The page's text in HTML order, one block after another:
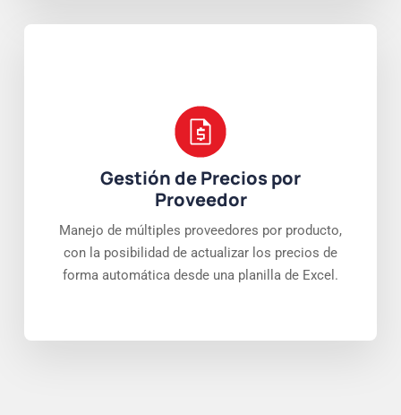
Gestión de Precios por
Proveedor
Manejo de múltiples proveedores por producto,
con la posibilidad de actualizar los precios de
forma automática desde una planilla de Excel.